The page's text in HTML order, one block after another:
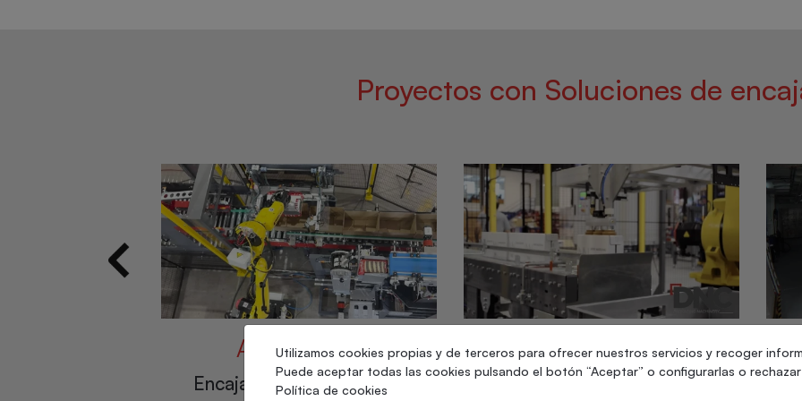
Proyectos con Soluciones de
Químico y Farmacéutico
Encajado wrap-around y
Alimentario
Encajado wrap-around de
Utilizamos cookies propias y de terceros para ofrecer nuestros servicios y recoger
Puede aceptar todas las cookies pulsando el botón “Aceptar” o configurarlas o
Política de cookies